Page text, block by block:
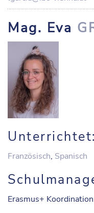
Mag. Eva
Unterrichtet:
Französisch, Spanisch
Erasmus+